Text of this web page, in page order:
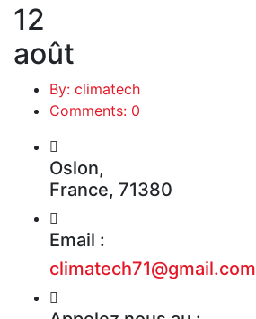
12
août
By: climatech
Comments: 0
Oslon,
France, 71380
Email :
climatech71@gmail.com